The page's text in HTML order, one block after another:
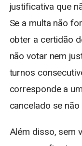
justificativa que
Se a multa não
obter a certidão
não votar nem
turnos
corresponde a
cancelado se
Além disso, sem